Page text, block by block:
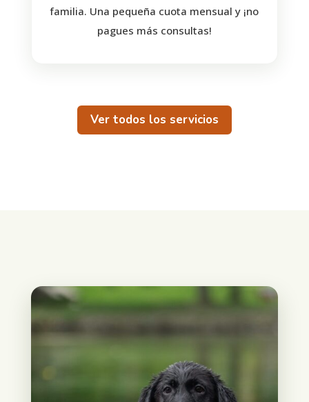
familia. Una pequeña cuota mensual y ¡no
pagues más consultas!
Ver todos los servicios